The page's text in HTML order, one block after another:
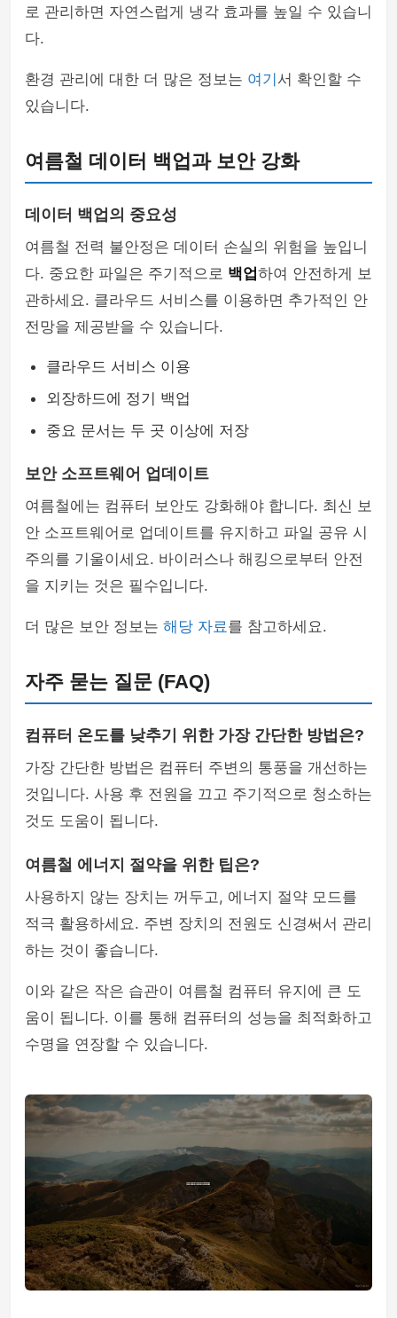
로 관리하면 자연스럽게 냉각 효과를 높일 수 있습니
다.
환경 관리에 대한 더 많은 정보는 여기 서 확인할 수
있습니다.
여름철 데이터 백업과 보안 강화
데이터 백업의 중요성
여름철 전력 불안정은 데이터 손실의 위험을 높입니
다. 중요한 파일은 주기적으로 백업하여 안전하게 보
관하세요. 클라우드 서비스를 이용하면 추가적인 안
전망을 제공받을 수 있습니다.
클라우드 서비스 이용
외장하드에 정기 백업
중요 문서는 두 곳 이상에 저장
보안 소프트웨어 업데이트
여름철에는 컴퓨터 보안도 강화해야 합니다. 최신 보
안 소프트웨어로 업데이트를 유지하고 파일 공유 시
주의를 기울이세요. 바이러스나 해킹으로부터 안전
을 지키는 것은 필수입니다.
더 많은 보안 정보는 해당 자료를 참고하세요.
자주 묻는 질문 (FAQ)
컴퓨터 온도를 낮추기 위한 가장 간단한 방법은?
가장 간단한 방법은 컴퓨터 주변의 통풍을 개선하는
것입니다. 사용 후 전원을 끄고 주기적으로 청소하는
것도 도움이 됩니다.
여름철 에너지 절약을 위한 팁은?
사용하지 않는 장치는 꺼두고, 에너지 절약 모드를
적극 활용하세요. 주변 장치의 전원도 신경써서 관리
하는 것이 좋습니다.
이와 같은 작은 습관이 여름철 컴퓨터 유지에 큰 도
움이 됩니다. 이를 통해 컴퓨터의 성능을 최적화하고
수명을 연장할 수 있습니다.